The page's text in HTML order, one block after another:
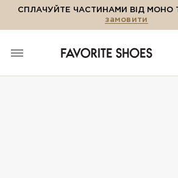
СПЛАЧУЙТЕ ЧАСТИНАМИ ВІД МОНО
замовити